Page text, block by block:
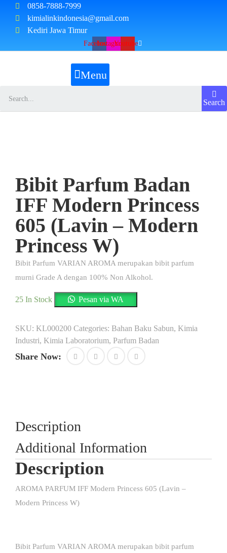
0858-7888-7999
kimialinkindonesia@gmail.com
Kediri Jawa Timur
FacebookInstagramYoutube
Menu
Search
Bibit Parfum Badan
IFF Modern Princess
605 (Lavin – Modern
Princess W)
Bibit Parfum VARIAN AROMA merupakan bibit parfum
murni Grade A dengan 100% Non Alkohol.
25 In Stock Pesan via WA
SKU: KL000200 Categories: Bahan Baku Sabun, Kimia
Industri, Kimia Laboratorium, Parfum Badan
Share Now:
Description
Additional Information
Description
AROMA PARFUM IFF Modern Princess 605 (Lavin –
Modern Princess W)
Bibit Parfum VARIAN AROMA merupakan bibit parfum